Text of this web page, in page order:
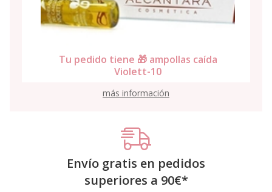
Tu pedido tiene 🎁 ampollas caída
Violett-10
más información
Envío gratis en pedidos
superiores a 90€*